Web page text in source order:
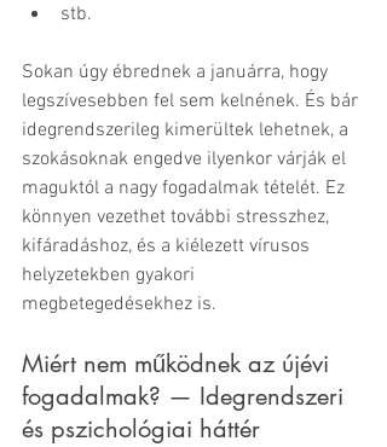
stb.
Sokan úgy ébrednek a januárra, hogy
legszívesebben fel sem kelnének. És bár
idegrendszerileg kimerültek lehetnek, a
szokásoknak engedve ilyenkor várják el
maguktól a nagy fogadalmak tételét. Ez
könnyen vezethet további stresszhez,
kifáradáshoz, és a kiélezett vírusos
helyzetekben gyakori
megbetegedésekhez is.
Miért nem működnek az újévi
fogadalmak? — Idegrendszeri
és pszichológiai háttér